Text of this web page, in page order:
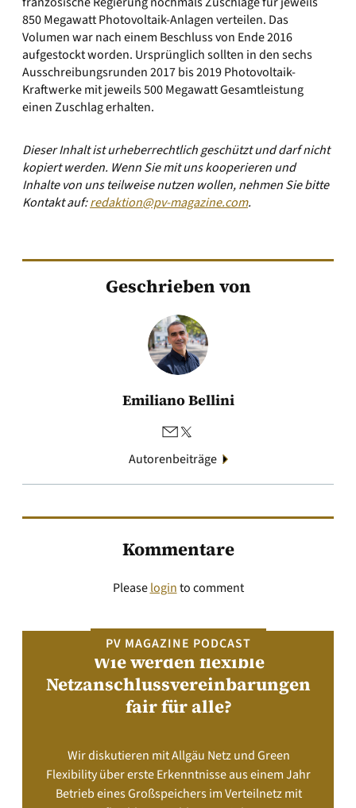
850 Megawatt Photovoltaik-Anlagen verteilen. Das
Volumen war nach einem Beschluss von Ende 2016
aufgestockt worden. Ursprünglich sollten in den sechs
Ausschreibungsrunden 2017 bis 2019 Photovoltaik-
Kraftwerke mit jeweils 500 Megawatt Gesamtleistung
einen Zuschlag erhalten.
Dieser Inhalt ist urheberrechtlich geschützt und darf nicht
kopiert werden. Wenn Sie mit uns kooperieren und
Inhalte von uns teilweise nutzen wollen, nehmen Sie bitte
Kontakt auf:redaktion@pv-magazine.com.
Geschrieben von
Emiliano Bellini
Autorenbeiträge
Kommentare
Pleaseloginto comment
PV MAGAZINE PODCAST
Wie werden flexible
Netzanschlussvereinbarungen
fair für alle?
Wir diskutieren mit Allgäu Netz und Green
Flexibility über erste Erkenntnisse aus einem Jahr
Betrieb eines Großspeichers im Verteilnetz mit